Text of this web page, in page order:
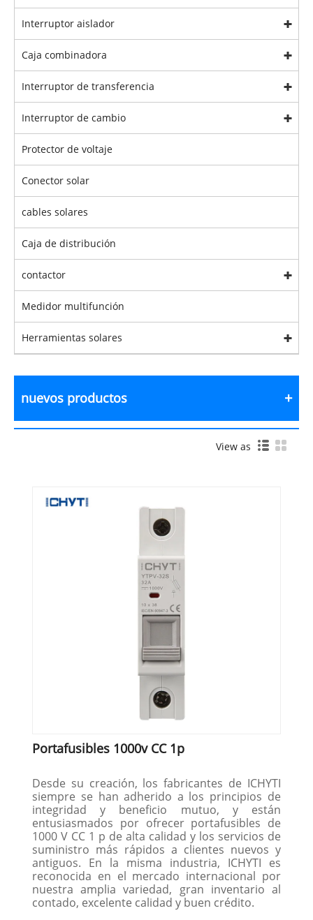
Interruptor aislador
Caja combinadora
Interruptor de transferencia
Interruptor de cambio
Protector de voltaje
Conector solar
cables solares
Caja de distribución
contactor
Medidor multifunción
Herramientas solares
nuevos productos
View as
Portafusibles 1000v CC 1p
Desde su creación, los fabricantes de ICHYTI
siempre se han adherido a los principios de
integridad y beneficio mutuo, y están
entusiasmados por ofrecer portafusibles de
1000 V CC 1 p de alta calidad y los servicios de
suministro más rápidos a clientes nuevos y
antiguos. En la misma industria, ICHYTI es
reconocida en el mercado internacional por
nuestra amplia variedad, gran inventario al
contado, excelente calidad y buen crédito.